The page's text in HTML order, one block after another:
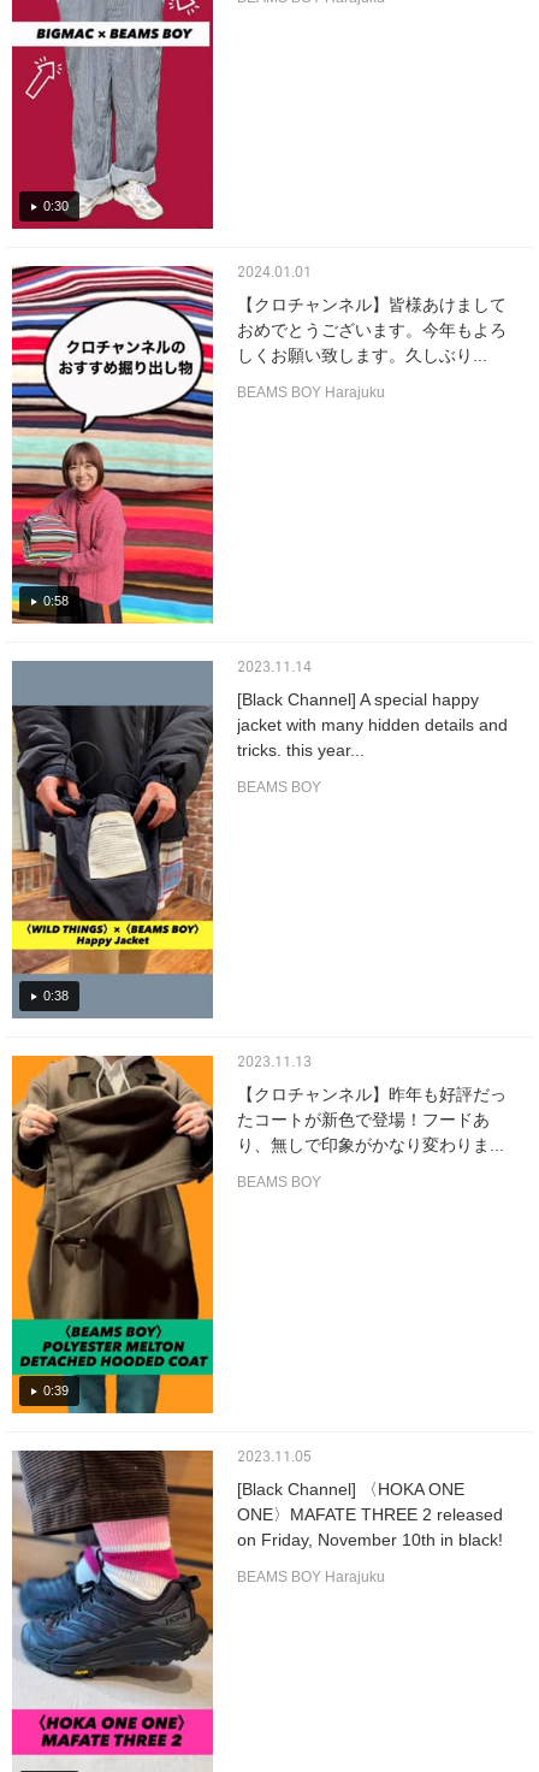
0:30
0:58
2024.01.01
【クロチャンネル】皆様あけまして
おめでとうございます。今年もよろ
しくお願い致します。久しぶり...
BEAMS BOY Harajuku
0:38
2023.11.14
[Black Channel] A special happy
jacket with many hidden details and
tricks. this year...
BEAMS BOY
0:39
2023.11.13
【クロチャンネル】昨年も好評だっ
たコートが新色で登場！フードあ
り、無しで印象がかなり変わりま...
BEAMS BOY
2023.11.05
[Black Channel] 〈HOKA ONE
ONE〉MAFATE THREE 2 released
on Friday, November 10th in black!
BEAMS BOY Harajuku